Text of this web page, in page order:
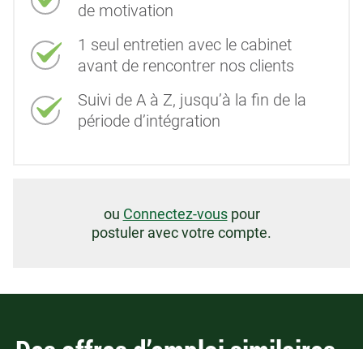
de motivation
1 seul entretien avec le cabinet
avant de rencontrer nos clients
Suivi de A à Z, jusqu’à la fin de la
période d’intégration
ou Connectez-vouspour
postuler avec votre compte.